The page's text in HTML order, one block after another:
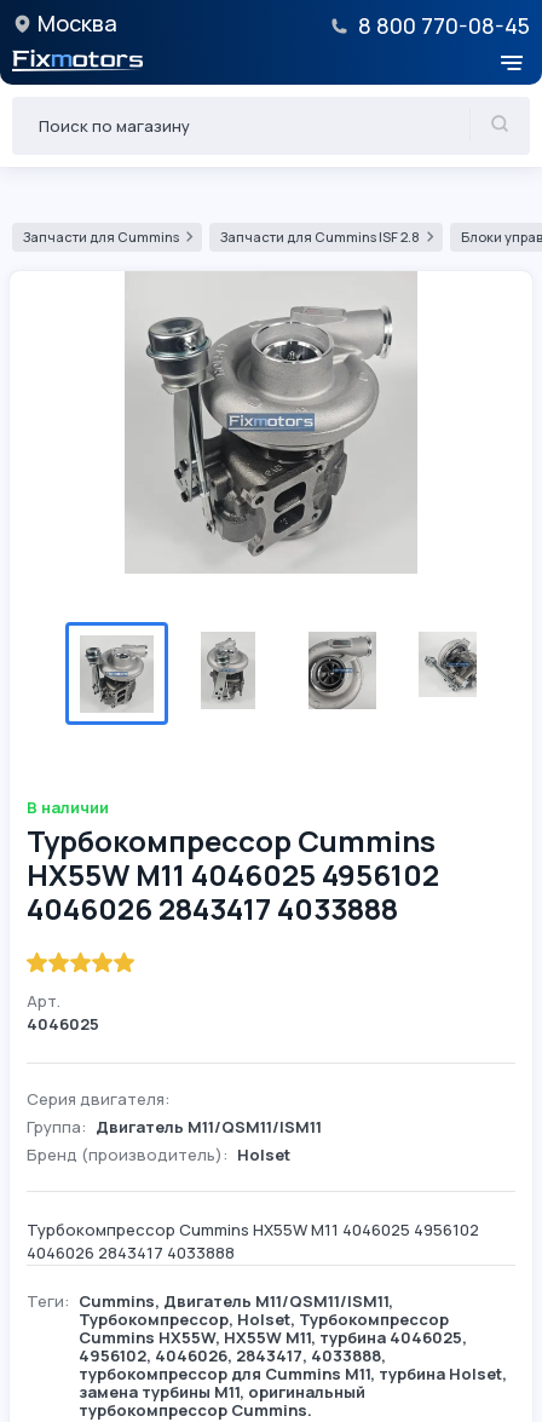
Москва 8 800 770-08-45
Запчасти для Cummins Запчасти для Cummins ISF 2.8 Блоки
В наличии
Турбокомпрессор Cummins
HX55W M11 4046025 4956102
4046026 2843417 4033888
Арт.
4046025
Серия двигателя:
Группа: Двигатель М11/QSM11/ISM11
Бренд (производитель): Holset
Турбокомпрессор Cummins HX55W M11 4046025 4956102
4046026 2843417 4033888
Теги: Cummins, Двигатель М11/QSM11/ISM11,
Турбокомпрессор, Holset, Турбокомпрессор
Cummins HX55W, HX55W M11, турбина 4046025,
4956102, 4046026, 2843417, 4033888,
турбокомпрессор для Cummins M11, турбина Holset,
замена турбины M11, оригинальный
турбокомпрессор Cummins.